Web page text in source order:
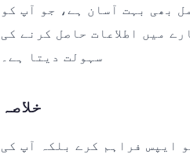
بھی بہت آسان ہے، جو آپ کو
میں اطلاعات حاصل کرنے کی
سہولت دیتا ہے۔
خلاصہ
ایپس فراہم کرے بلکہ آپ کی